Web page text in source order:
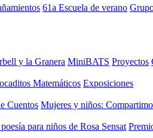
61a Escuela de verano
y la Granera MiniBATS Proyectos
Matemáticos Exposiciones
Cuentos Mujeres y niños:
para niños de Rosa Sensat